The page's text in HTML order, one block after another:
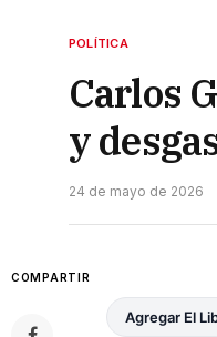
POLÍTICA
Carlos
y
24 de mayo de 2026
COMPARTIR
Agregar El